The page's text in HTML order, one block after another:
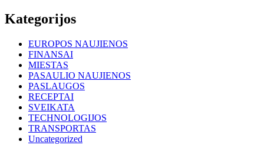
Kategorijos
EUROPOS NAUJIENOS
FINANSAI
MIESTAS
PASAULIO NAUJIENOS
PASLAUGOS
RECEPTAI
SVEIKATA
TECHNOLOGIJOS
TRANSPORTAS
Uncategorized